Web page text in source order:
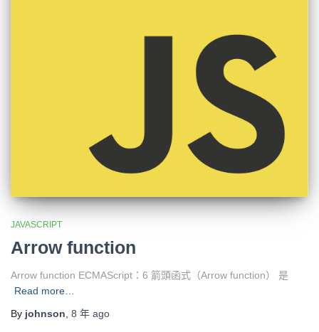
JAVASCRIPT
Arrow function
Arrow function ECMAScript：6 箭頭函式（Arrow function） 是
Read more…
By johnson 8 年 ago